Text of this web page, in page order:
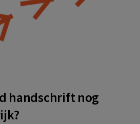
handschrift nog